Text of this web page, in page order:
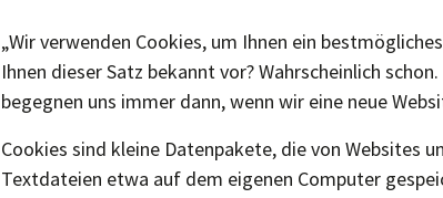
„Wir verwenden Cookies, um Ihnen ein
Ihnen dieser Satz bekannt vor? Wahrscheinlich
begegnen uns immer dann, wenn wir eine neue
Cookies sind kleine Datenpakete, die von Websites
Textdateien etwa auf dem eigenen Computer